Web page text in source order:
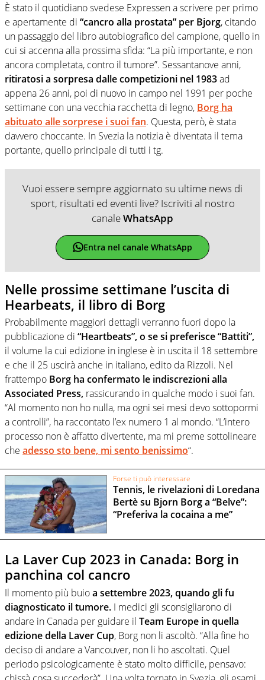
È stato il quotidiano svedese Expressen a scrivere per primo
e apertamente di “cancro alla prostata” per Bjorg, citando
un passaggio del libro autobiografico del campione, quello in
cui si accenna alla prossima sfida: “La più importante, e non
ancora completata, contro il tumore”. Sessantanove anni,
ritiratosi a sorpresa dalle competizioni nel 1983ad
appena 26 anni, poi di nuovo in campo nel 1991 per poche
settimane con una vecchia racchetta di legno, Borg ha
abituato alle sorprese i suoi fan. Questa, però, è stata
davvero choccante. In Svezia la notizia è diventata il tema
portante, quello principale di tutti i tg.
Vuoi essere sempre aggiornato su ultime news di
sport, risultati ed eventi live? Iscriviti al nostro
canaleWhatsApp
Entra nel canale WhatsApp
Nelle prossime settimane l’uscita di
Hearbeats, il libro di Borg
Probabilmente maggiori dettagli verranno fuori dopo la
pubblicazione di “Heartbeats”, o se si preferisce “Battiti”,
il volume la cui edizione in inglese è in uscita il 18 settembre
e che il 25 uscirà anche in italiano, edito da Rizzoli. Nel
frattempo Borg ha confermato le indiscrezioni alla
Associated Press, rassicurando in qualche modo i suoi fan.
“Al momento non ho nulla, ma ogni sei mesi devo sottopormi
a controlli”, ha raccontato l’ex numero 1 al mondo. “L’intero
processo non è affatto divertente, ma mi preme sottolineare
che adesso sto bene, mi sento benissimo“.
Forse ti può interessare
Tennis, le rivelazioni di Loredana
Bertè su Bjorn Borg a “Belve”:
“Preferiva la cocaina a me”
La Laver Cup 2023 in Canada: Borg in
panchina col cancro
Il momento più buioa settembre 2023, quando gli fu
diagnosticato il tumore. I medici gli sconsigliarono di
andare in Canada per guidare il Team Europe in quella
edizione della Laver Cup, Borg non li ascoltò. “Alla fine ho
deciso di andare a Vancouver, non li ho ascoltati. Quel
periodo psicologicamente è stato molto difficile, pensavo: